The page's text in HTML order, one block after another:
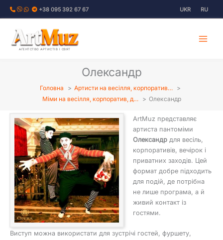
Перейти
+38 095 392 67 67 UKR RU
АГЕНТСТВО АРТИСТІВ І СВЯТ
Олександр
Головна
Артисти на весілля, корпоратив…
Міми на весілля, корпоратив, д…
Олександр
ArtMuz представляє
артиста пантоміми
Олександр для весіль,
корпоративів, вечірок і
приватних заходів. Цей
формат добре підходить
для подій, де потрібна
не лише програма, а й
живий контакт із
гостями.
Виступ можна використати для зустрічі гостей, фуршету,